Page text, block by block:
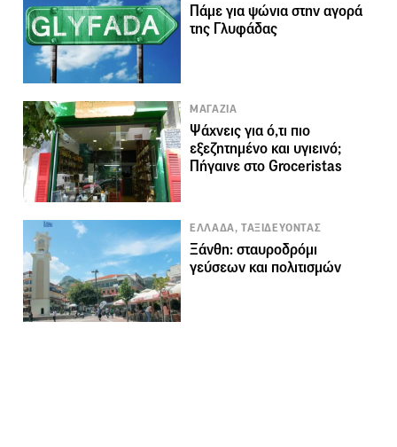
Πάμε για ψώνια στην αγορά
της Γλυφάδας
ΜΑΓΑΖΙΑ
Ψάχνεις για ό,τι πιο
εξεζητημένο και υγιεινό;
Πήγαινε στο Groceristas
ΕΛΛΑΔΑ, ΤΑΞΙΔΕΥΟΝΤΑΣ
Ξάνθη: σταυροδρόμι
γεύσεων και πολιτισμών